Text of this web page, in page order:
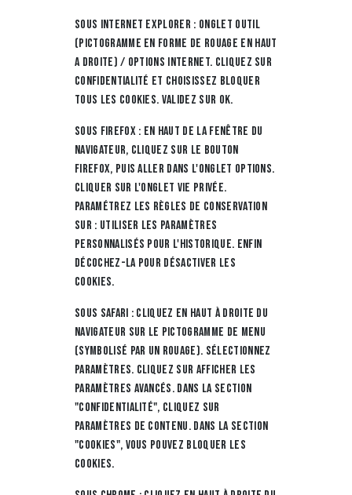
Sous Internet Explorer : onglet outil
(pictogramme en forme de rouage en haut
a droite) / options internet. Cliquez sur
Confidentialité et choisissez Bloquer
tous les cookies. Validez sur Ok.
Sous Firefox : en haut de la fenêtre du
navigateur, cliquez sur le bouton
Firefox, puis aller dans l'onglet Options.
Cliquer sur l'onglet Vie privée.
Paramétrez les Règles de conservation
sur : utiliser les paramètres
personnalisés pour l'historique. Enfin
décochez-la pour désactiver les
cookies.
Sous Safari : Cliquez en haut à droite du
navigateur sur le pictogramme de menu
(symbolisé par un rouage). Sélectionnez
Paramètres. Cliquez sur Afficher les
paramètres avancés. Dans la section
"Confidentialité", cliquez sur
Paramètres de contenu. Dans la section
"Cookies", vous pouvez bloquer les
cookies.